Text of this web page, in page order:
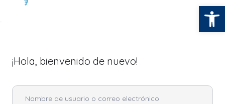
¡Hola, bienvenido de nuevo!